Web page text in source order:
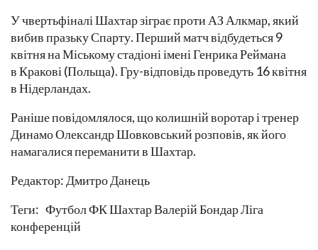
У чвертьфіналі Шахтар зіграє проти АЗ Алкмар, який
вибив празьку Спарту. Перший матч відбудеться 9
квітня на Міському стадіоні імені Генрика Реймана
в Кракові (Польща). Гру-відповідь проведуть 16 квітня
в Нідерландах.
Раніше повідомлялося, що колишній воротар і тренер
Динамо Олександр Шовковський розповів, як його
намагалися переманити в Шахтар.
Редактор: Дмитро Данець
Теги: Футбол ФК Шахтар Валерій Бондар Ліга
конференцій